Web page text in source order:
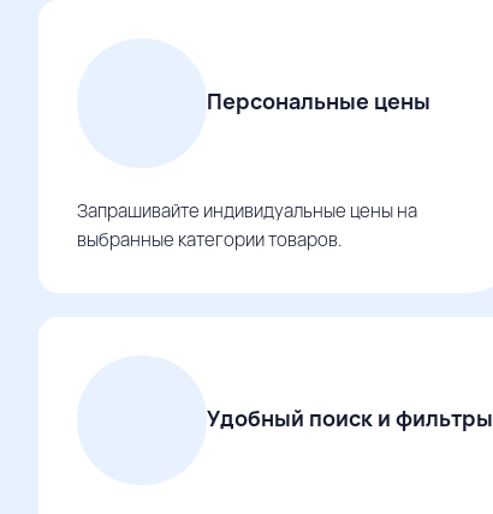
Персональные цены
Запрашивайте индивидуальные цены на
выбранные категории товаров.
Удобный поиск и фильтры